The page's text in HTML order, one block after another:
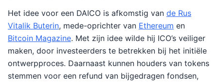
Het idee voor een DAICO is afkomstig van de Rus
Vitalik Buterin, mede-oprichter van Ethereum en
Bitcoin Magazine. Met zijn idee wilde hij ICO’s veiliger
maken, door investeerders te betrekken bij het initiële
ontwerpproces. Daarnaast kunnen houders van tokens
stemmen voor een refund van bijgedragen fondsen,